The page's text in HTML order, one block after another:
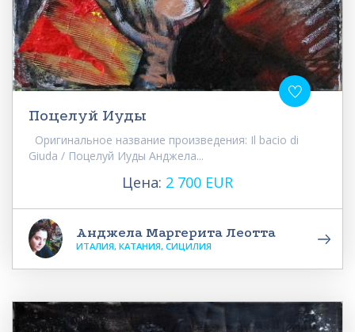
Поцелуй Иуды
Оригинальное название произведения: Il bacio di
Giuda / Поцелуй Иуды Анджела...
Цена: 2 700 EUR
Анджела Маргерита Леотта
ИТАЛИЯ, КАТАНИЯ, СИЦИЛИЯ